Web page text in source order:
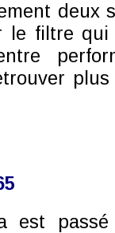
deux
le filtre
est